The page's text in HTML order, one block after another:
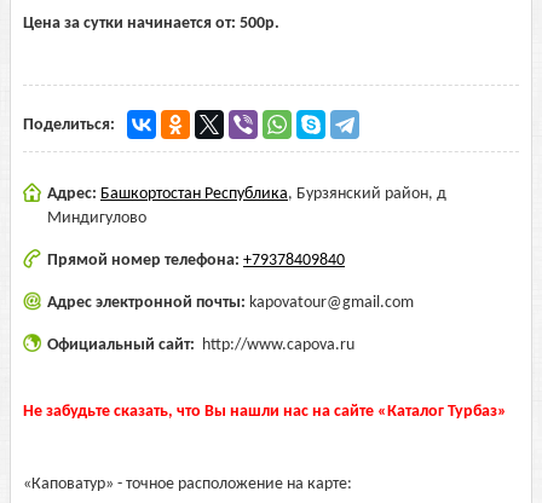
Цена за сутки начинается от: 500р.
Поделиться:
Адрес: Башкортостан Республика, Бурзянский район, д
Миндигулово
Прямой номер телефона: +79378409840
Адрес электронной почты: kapovatour@gmail.com
Официальный сайт: http://www.capova.ru
Не забудьте сказать, что Вы нашли нас на сайте «Каталог Турбаз»
«Каповатур» - точное расположение на карте: